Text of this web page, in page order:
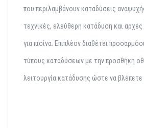
που περιλαμβάνουν καταδύσεις
τεχνικές, ελεύθερη κατάδυση και αρχές
για πισίνα. Επιπλέον διαθέτει
τύπους καταδύσεων με τηνπροσθήκη
λειτουργία κατάδυσης ώστε να βλέπετε